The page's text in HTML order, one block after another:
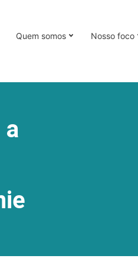
Quem somos Nosso foco
a